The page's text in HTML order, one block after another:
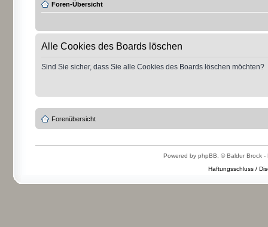
Foren-Übersicht
Alle Cookies des Boards löschen
Sind Sie sicher, dass Sie alle Cookies des Boards löschen möchten?
Forenübersicht
Powered by phpBB, © Baldur Brock -
Haftungsschluss /